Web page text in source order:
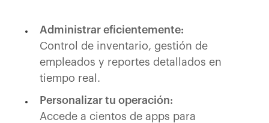
Administrar eficientemente:
Control de inventario, gestión de
empleados y reportes detallados en
tiempo real.
Personalizar tu operación:
Accede a cientos de apps para